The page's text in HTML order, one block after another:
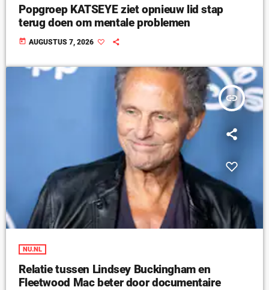
Popgroep KATSEYE ziet opnieuw lid stap
terug doen om mentale problemen
today AUGUSTUS 7, 2026
insert_link
NU.NL
Relatie tussen Lindsey Buckingham en
Fleetwood Mac beter door documentaire